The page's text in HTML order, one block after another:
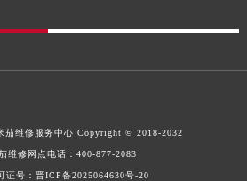
茄维修服务中心 Copyright © 2018-2032
维修网点电话： 400-877-2083
证号：晋ICP备2025064630号-20